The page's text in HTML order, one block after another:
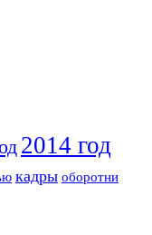
2014 год
кадры оборотни